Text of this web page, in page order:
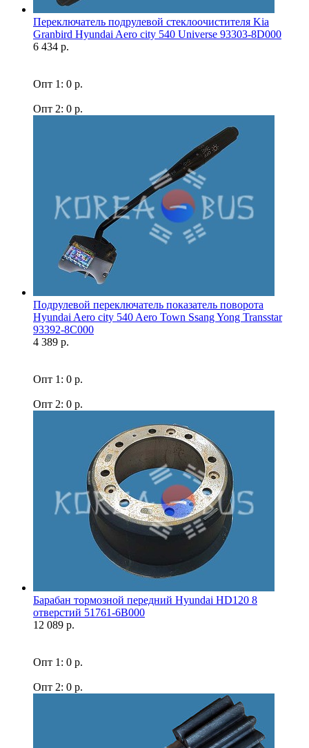
Переключатель подрулевой стеклоочистителя Kia
Granbird Hyundai Aero city 540 Universe 93303-8D000
6 434 р.
Опт 1: 0 р.
Опт 2: 0 р.
Подрулевой переключатель показатель поворота
Hyundai Aero city 540 Aero Town Ssang Yong Transstar
93392-8C000
4 389 р.
Опт 1: 0 р.
Опт 2: 0 р.
Барабан тормозной передний Hyundai HD120 8
отверстий 51761-6B000
12 089 р.
Опт 1: 0 р.
Опт 2: 0 р.